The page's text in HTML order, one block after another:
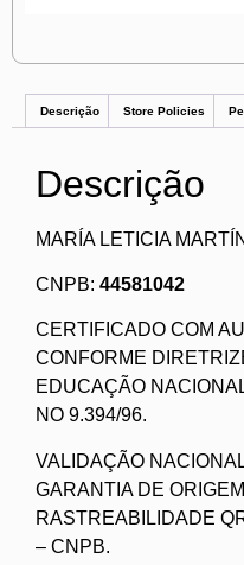
Descrição Store Policies
Descrição
MARÍA LETICIA
CNPB: 44581042
CERTIFICADO COM
CONFORME
EDUCAÇÃO
NO 9.394/96.
VALIDAÇÃO
GARANTIA DE
RASTREABILIDADE
– CNPB.